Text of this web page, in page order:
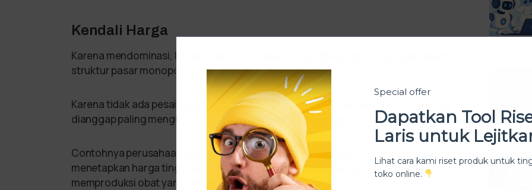
Kendali Harga
Karena mendominasi, kendali penuh terhadap harga dipegang oleh penjual dalam
struktur pasar monopoli.
Karena tidak ada pesaing yangcompatible, penjual dapat menetapkan harga yang
dianggap paling menguntungkan tanpa khawatir kehilangan konsumen.
Contohnya perusahaan farmasi yang memiliki paten atas obat tertentu dapat
menetapkan harga tinggi karena tidak ada produsen lain yang diizinkan untuk
memproduksi obat yang sama.
Special offer
Dapatkan Tool
Laris untuk
Lihat cara kami riset produk untuk
toko online.